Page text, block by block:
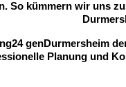
So kümmern wir uns
genDurmersheim
Planung und